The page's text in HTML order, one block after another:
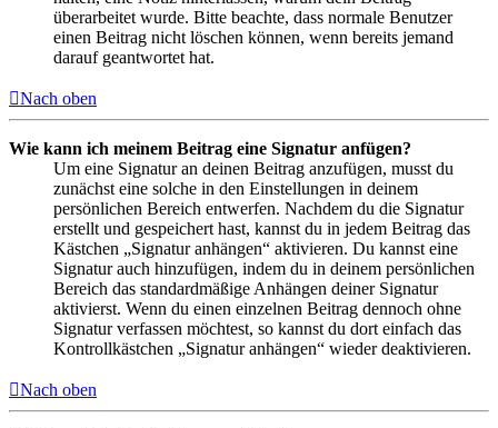
überarbeitet wurde. Bitte beachte, dass normale Benutzer
einen Beitrag nicht löschen können, wenn bereits jemand
darauf geantwortet hat.
Nach oben
Wie kann ich meinem Beitrag eine Signatur anfügen?
Um eine Signatur an deinen Beitrag anzufügen, musst du
zunächst eine solche in den Einstellungen in deinem
persönlichen Bereich entwerfen. Nachdem du die Signatur
erstellt und gespeichert hast, kannst du in jedem Beitrag das
Kästchen „Signatur anhängen“ aktivieren. Du kannst eine
Signatur auch hinzufügen, indem du in deinem persönlichen
Bereich das standardmäßige Anhängen deiner Signatur
aktivierst. Wenn du einen einzelnen Beitrag dennoch ohne
Signatur verfassen möchtest, so kannst du dort einfach das
Kontrollkästchen „Signatur anhängen“ wieder deaktivieren.
Nach oben